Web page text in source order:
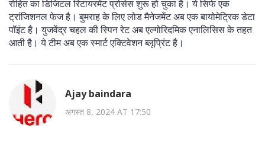
रोहित का डिजिटल रिटायरमेंट प्रोसेस शुरू हो चुका है। ये सिर्फ एक
ट्रांजिशनल फेज है। बुमराह के लिए लोड मैनेजमेंट अब एक बायोमेट्रिक डेटा
पॉइंट है। युजवेंद्र चहल की स्पिन रेट अब एल्गोरिदमिक एनालिसिस के तहत
आती है। ये टीम अब एक स्मार्ट एक्टिवेशन ब्लूप्रिंट है।
Ajay baindara
अगस्त 8, 2024 AT 17:50